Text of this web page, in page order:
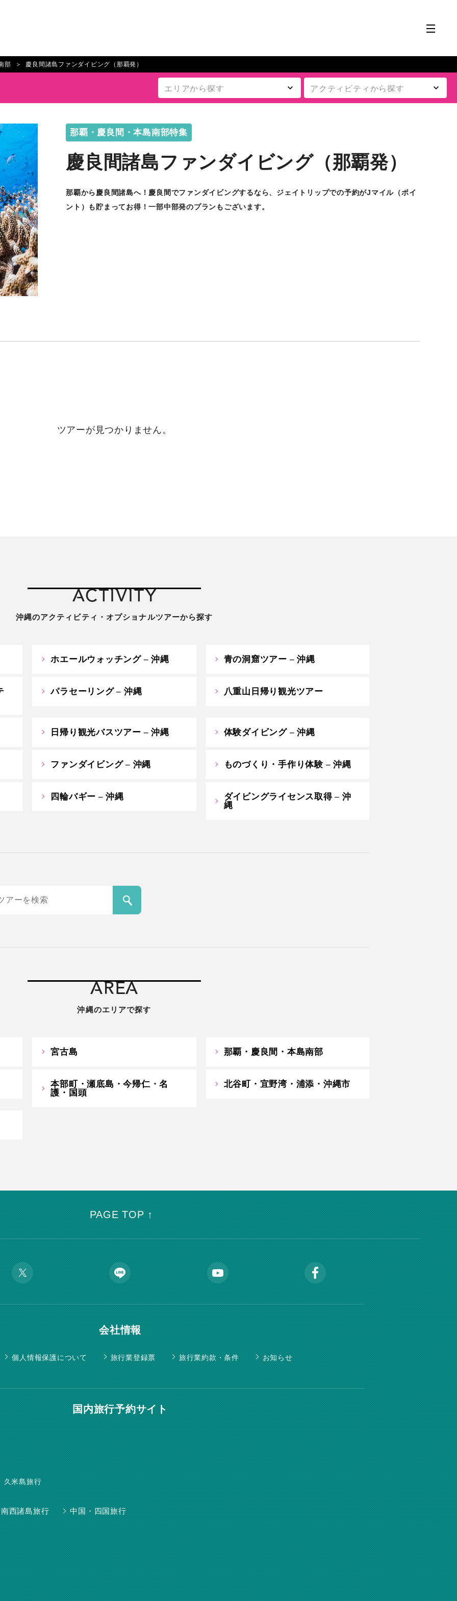
部 慶良間諸島ファンダイビング（那覇発）
那覇・慶良間・本島南部特集
慶良間諸島ファンダイビング（那覇発）
那覇から慶良間諸島へ！慶良間でファンダイビングするなら、ジェイトリップでの予約がJマイル（ポイ
ント）も貯まってお得！一部中部発のプランもございます。
ツアーが見つかりません。
ACTIVITY
沖縄のアクティビティ・オプショナルツアーから探す
ホエールウォッチング – 沖縄 青の洞窟ツアー – 沖縄
パラセーリング – 沖縄 八重山日帰り観光ツアー
日帰り観光バスツアー – 沖縄 体験ダイビング – 沖縄
ファンダイビング – 沖縄 ものづくり・手作り体験 – 沖縄
四輪バギー – 沖縄
ダイビングライセンス取得 – 沖
縄
AREA
沖縄のエリアで探す
宮古島 那覇・慶良間・本島南部
本部町・瀬底島・今帰仁・名
護・国頭
北谷町・宜野湾・浦添・沖縄市
PAGE TOP ↑
会社情報
個人情報保護について 旅行業登録票 旅行業約款・条件 お知らせ
国内旅行予約サイト
久米島旅行
南西諸島旅行 中国・四国旅行